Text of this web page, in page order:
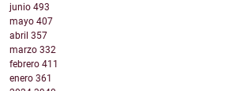
junio 493
mayo 407
abril 357
marzo 332
febrero 411
enero 361